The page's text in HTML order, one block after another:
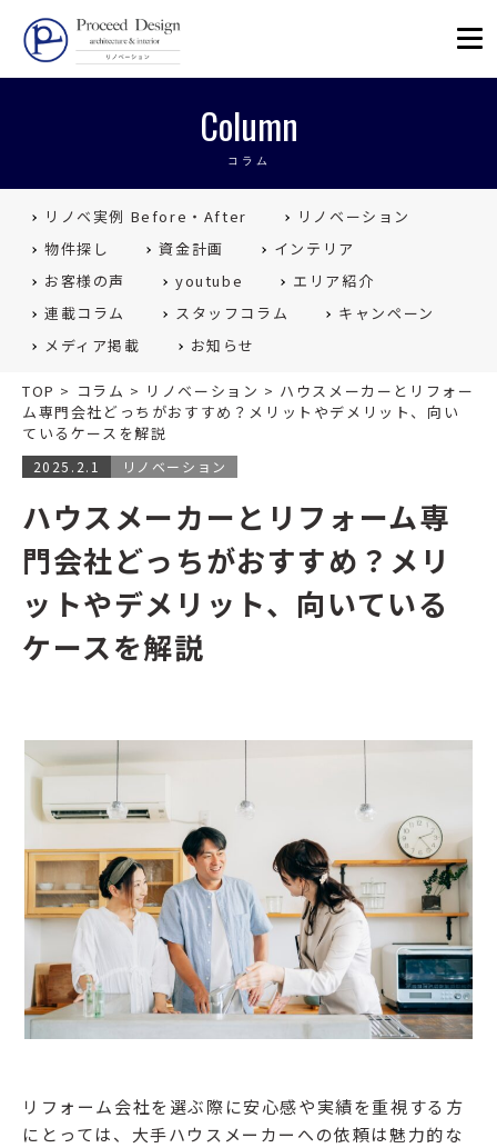
リノベーションを福岡で。
Column
コラム
リノベ実例 Before・After
リノベーション
物件探し
資金計画
インテリア
お客様の声
youtube
エリア紹介
連載コラム
スタッフコラム
キャンペーン
メディア掲載
お知らせ
TOP > コラム > リノベーション > ハウスメーカーとリフォー
ム専門会社どっちがおすすめ？メリットやデメリット、向い
ているケースを解説
2025.2.1 リノベーション
ハウスメーカーとリフォーム専
門会社どっちがおすすめ？メリ
ットやデメリット、向いている
ケースを解説
リフォーム会社を選ぶ際に安心感や実績を重視する方
にとっては、大手ハウスメーカーへの依頼は魅力的な